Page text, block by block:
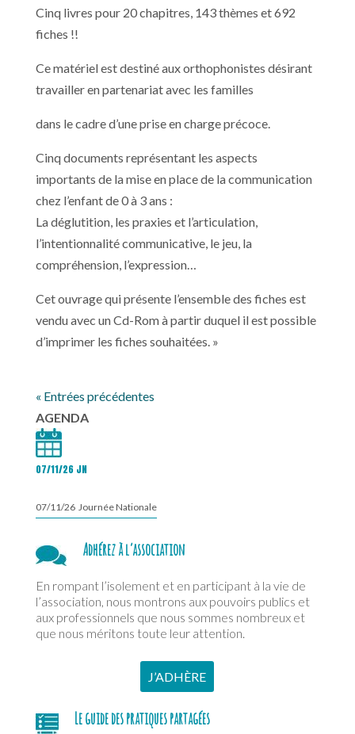
Cinq livres pour 20 chapitres, 143 thèmes et 692
fiches !!
Ce matériel est destiné aux orthophonistes désirant
travailler en partenariat avec les familles
dans le cadre d’une prise en charge précoce.
Cinq documents représentant les aspects
importants de la mise en place de la communication
chez l’enfant de 0 à 3 ans :
La déglutition, les praxies et l’articulation,
l’intentionnalité communicative, le jeu, la
compréhension, l’expression…
Cet ouvrage qui présente l’ensemble des fiches est
vendu avec un Cd-Rom à partir duquel il est possible
d’imprimer les fiches souhaitées. »
« Entrées précédentes
AGENDA
07/11/26 JN
07/11/26 Journée Nationale
Adhérez à l’association
En rompant l’isolement et en participant à la vie de
l’association, nous montrons aux pouvoirs publics et
aux professionnels que nous sommes nombreux et
que nous méritons toute leur attention.
J’ADHÈRE
Le guide des pratiques partagées